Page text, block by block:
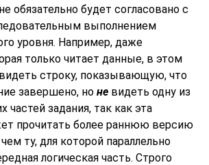
обязательно будет согласовано с
выполнением
уровня. Например, даже
только читает данные, в этом
строку, показывающую, что
завершено, но не видеть одну из
частей задания, так как эта
прочитать более раннюю версию
ту, для которой параллельно
логическая часть. Строго